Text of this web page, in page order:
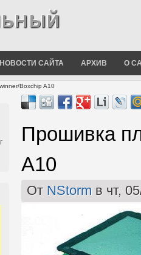
НОВОСТИ САЙТА АРХИВ О
Boxchip A10
Прошивка
A10
От NStorm в чт,